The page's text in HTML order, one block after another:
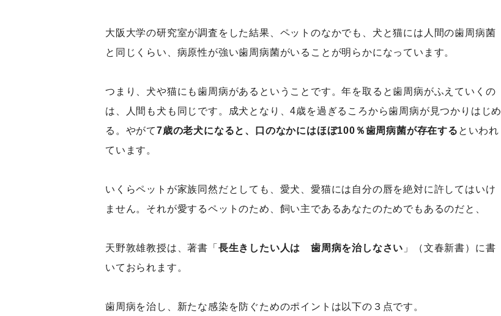
大阪大学の研究室が調査をした結果、ペットのなかでも、犬と猫には人間の歯周病菌
と同じくらい、病原性が強い歯周病菌がいることが明らかになっています。
つまり、犬や猫にも歯周病があるということです。年を取ると歯周病がふえていくの
は、人間も犬も同じです。成犬となり、4歳を過ぎるころから歯周病が見つかりはじめ
る。やがて7歳の老犬になると、口のなかにはほぼ100％歯周病菌が存在する といわれ
ています。
いくらペットが家族同然だとしても、愛犬、愛猫には自分の唇を絶対に許してはいけ
ません。それが愛するペットのため、飼い主であるあなたのためでもあるのだと、
天野敦雄教授は、著書「 長生きしたい人は 歯周病を治しなさい 」（文春新書）に書
いておられます。
歯周病を治し、新たな感染を防ぐためのポイントは以下の３点です。